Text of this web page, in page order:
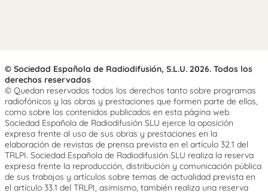
© Sociedad Española de Radiodifusión, S.L.U. 2026. Todos los
derechos reservados
© Quedan reservados todos los derechos tanto sobre programas
radiofónicos y las obras y prestaciones que formen parte de ellos,
como sobre los contenidos publicados en esta página web.
Sociedad Española de Radiodifusión SLU ejerce la oposición
expresa frente al uso de sus obras y prestaciones en la
elaboración de revistas de prensa prevista en el artículo 32.1 del
TRLPI. Sociedad Española de Radiodifusión SLU realiza la reserva
expresa frente la reproducción, distribución y comunicación pública
de sus trabajos y artículos sobre temas de actualidad prevista en
el artículo 33.1 del TRLPI, asimismo, también realiza una reserva